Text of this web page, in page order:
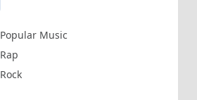
Popular Music
Rap
Rock